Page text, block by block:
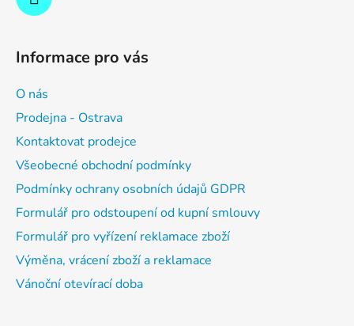
Informace pro vás
O nás
Prodejna - Ostrava
Kontaktovat prodejce
Všeobecné obchodní podmínky
Podmínky ochrany osobních údajů GDPR
Formulář pro odstoupení od kupní smlouvy
Formulář pro vyřízení reklamace zboží
Výměna, vrácení zboží a reklamace
Vánoční otevírací doba